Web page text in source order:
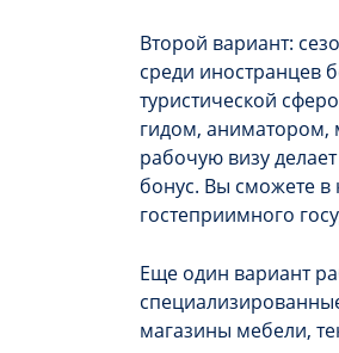
Второй вариант:
среди иностранцев
туристической
гидом, аниматором,
рабочую визу
бонус. Вы сможете в
гостеприимного
Еще один вариант
магазины мебели,